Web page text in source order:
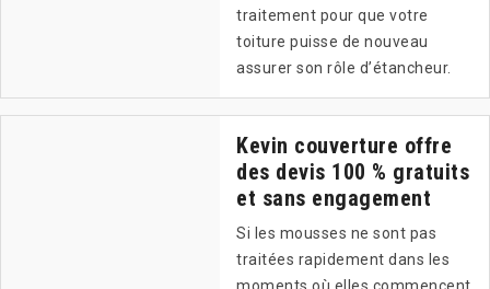
traitement pour que votre
toiture puisse de nouveau
assurer son rôle d’étancheur.
Kevin couverture offre
des devis 100 % gratuits
et sans engagement
Si les mousses ne sont pas
traitées rapidement dans les